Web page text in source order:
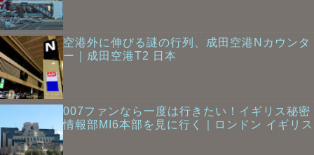
空港外に伸びる謎の行列、成田空港Nカウンタ
ー｜成田空港T2 日本
007ファンなら一度は行きたい！イギリス秘密
情報部MI6本部を見に行く｜ロンドン イギリス